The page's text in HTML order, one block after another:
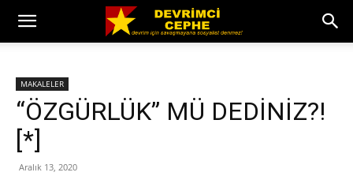
MAKALELER
“ÖZGÜRLÜK” MÜ DEDİNİZ?!
[*]
Aralık 13, 2020